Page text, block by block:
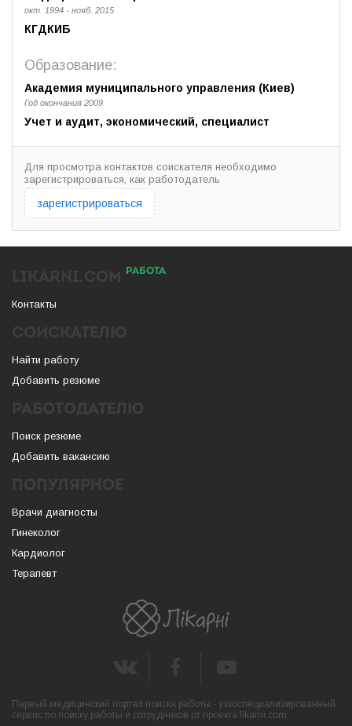
окт. 1994 - нояб. 2015
КГДКИБ
Образование:
Академия муниципального управления (Киев)
Год окончания 2009
Учет и аудит, экономический, специалист
Для просмотра контактов соискателя необходимо
зарегистрироваться, как работодатель
зарегистрироваться
РАБОТА
Контакты
Найти работу
Добавить резюме
Поиск резюме
Добавить вакансию
Врачи диагносты
Гинеколог
Кардиолог
Терапевт
Первый медицинский портал поиска работы - узкоспециализированный
сервис по поиску работы и сотрудников от проекта likarni.com